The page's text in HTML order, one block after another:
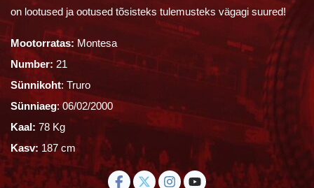
on lootused ja ootused tõsisteks tulemusteks vägagi suured!
Mootorratas:Montesa
Number: 21
Sünnikoht: Truro
Sünniaeg: 06/02/2000
Kaal: 78 Kg
Kasv: 187 cm